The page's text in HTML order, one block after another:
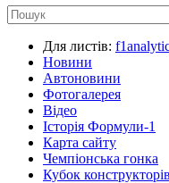
Для листів:
Новини
Автоновини
Фотогалерея
Відео
Історія Формули-1
Карта сайту
Чемпіонська гонка
Кубок конструкторів